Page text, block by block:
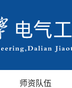
师资队伍